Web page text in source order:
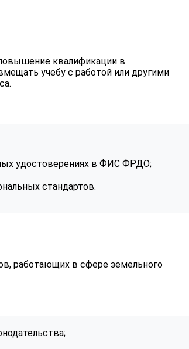
квалификации в
учебу с работой или другими
удостоверениях в ФИС ФРДО;
стандартов.
работающих в сфере земельного